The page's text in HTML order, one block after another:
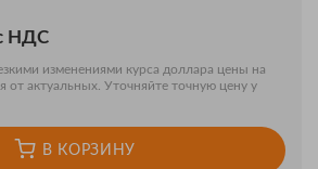
НДС
изменениями курса доллара цены на
от актуальных. Уточняйте точную цену у
В КОРЗИНУ